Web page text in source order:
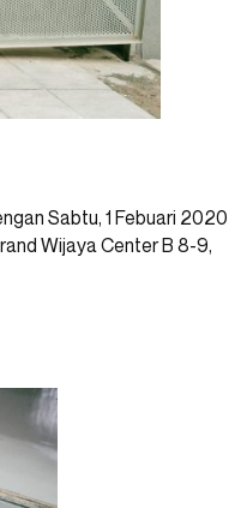
Sabtu, 1 Febuari 2020
Wijaya Center B 8-9,